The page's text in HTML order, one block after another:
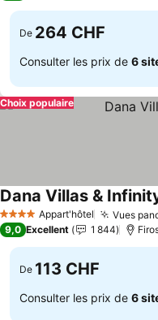
De 264 CHF
Consulter les prix de 6
Choix populaire
4 Étoiles Appart'hôtel
Dana Villas &
9,0 Excellent 1 844
De 113 CHF
Consulter les prix de 6